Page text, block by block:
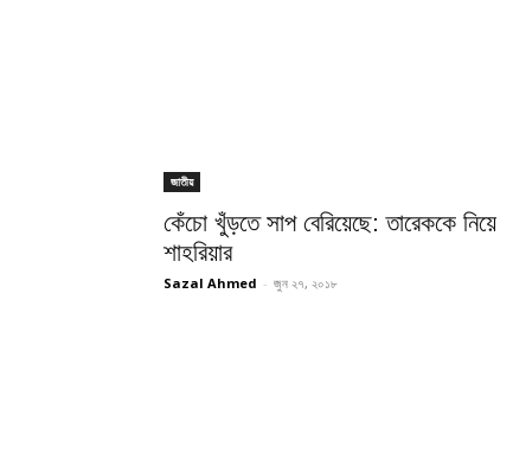
জাতীয়
কেঁচো খুঁড়তে সাপ বেরিয়েছে: তারেককে নিয়ে
শাহরিয়ার
Sazal Ahmed - জুন ২৭, ২০১৮